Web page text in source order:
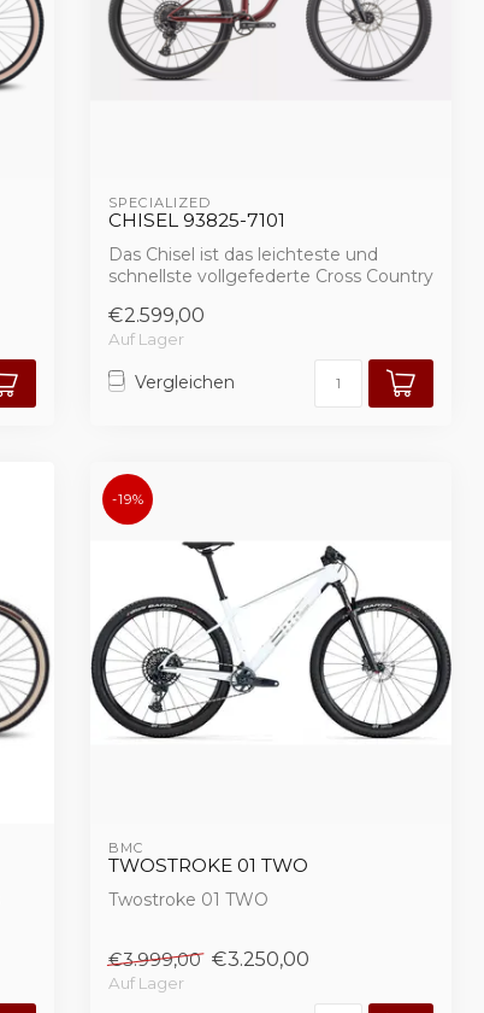
SPECIALIZED
CHISEL 93825-7101
Das Chisel ist das leichteste und
schnellste vollgefederte Cross Country
€2.599,00
Auf Lager
Vergleichen
-19%
BMC
TWOSTROKE 01 TWO
Twostroke 01 TWO
€3.999,00 €3.250,00
Auf Lager